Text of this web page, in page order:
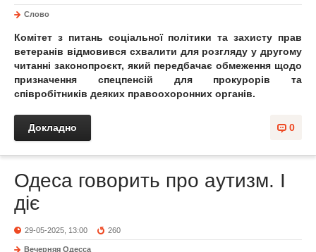
Слово
Комітет з питань соціальної політики та захисту прав
ветеранів відмовився схвалити для розгляду у другому
читанні законопроєкт, який передбачає обмеження щодо
призначення спецпенсій для прокурорів та
співробітників деяких правоохоронних органів.
0
Докладно
Одеса говорить про аутизм. І
діє
29-05-2025, 13:00 260
Вечерняя Одесса